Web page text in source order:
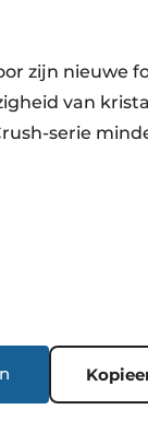
zijn nieuwe
van
serie